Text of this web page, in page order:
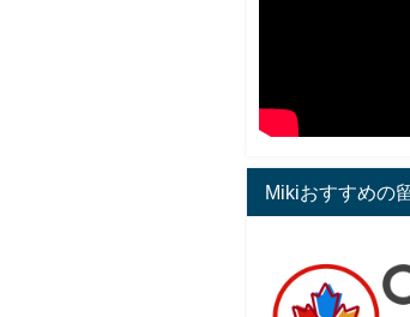
Mikiおすすめの